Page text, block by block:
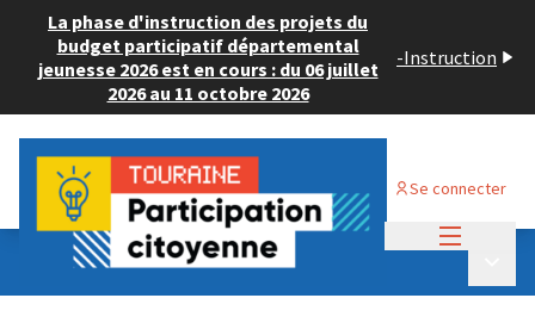
La phase d'instruction des projets du
budget participatif départemental
jeunesse 2026 est en cours : du 06 juillet
2026 au 11 octobre 2026
-Instruction
Se connecter
Budget Participatif JEUNESSE 2024
💡 Consulter les projets déposés